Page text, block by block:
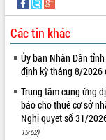
Lễ truy điệu và an táng
tại Nghĩa trang Liệt sĩ xã
Bàn giải pháp tháo gỡ khó
xuất khẩu sầu riêng và
định EUDR
Thứ trưởng Bộ Nông
trường Nguyễn Hoàng
vùng trồng và doanh
sầu riêng tại Đắk Lắk
THỐNG KÊ TRUY CẬP
Hôm nay: 27836
Tất cả: 66073159
Các tin khác
Ủy ban Nhân Dân
định kỳ tháng 8/2026
Trung tâm cung ứng
báo cho thuê cơ sở
Nghị quyet số 31/
15:52)